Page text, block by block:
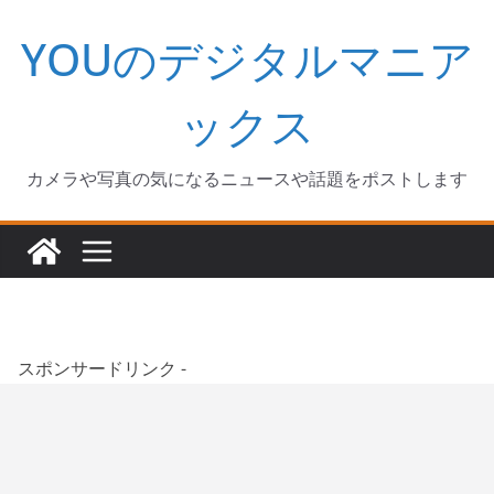
キ
YOUのデジタルマニア
ックス
カメラや写真の気になるニュースや話題をポストします
スポンサードリンク -